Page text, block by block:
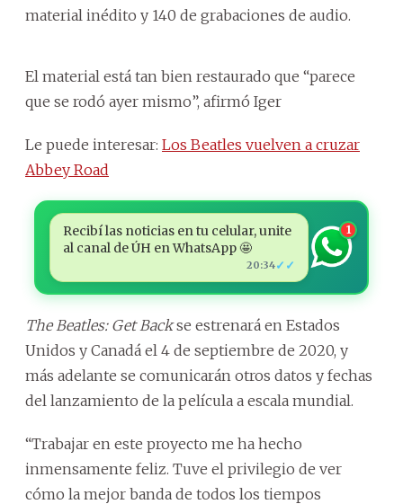
material inédito y 140 de grabaciones de audio.
El material está tan bien restaurado que “parece
que se rodó ayer mismo”, afirmó Iger
Le puede interesar: Los Beatles vuelven a cruzar
Abbey Road
Recibí las noticias en tu celular, unite
al canal de ÚH en WhatsApp 🤩
20:34✓✓
1
The Beatles: Get Backse estrenará en Estados
Unidos y Canadá el 4 de septiembre de 2020, y
más adelante se comunicarán otros datos y fechas
del lanzamiento de la película a escala mundial.
“Trabajar en este proyecto me ha hecho
inmensamente feliz. Tuve el privilegio de ver
cómo la mejor banda de todos los tiempos